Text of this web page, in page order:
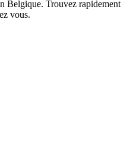
Belgique. Trouvez rapidement
vous.